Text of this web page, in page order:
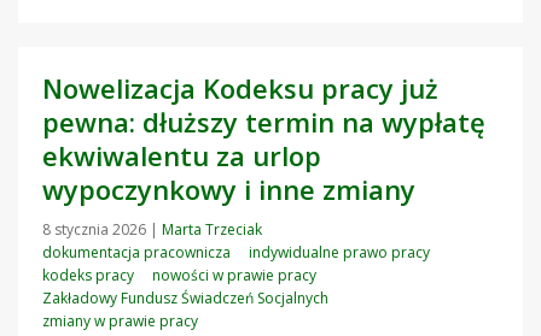
Nowelizacja Kodeksu pracy już
pewna: dłuższy termin na wypłatę
ekwiwalentu za urlop
wypoczynkowy i inne zmiany
8 stycznia 2026 | Marta Trzeciak
dokumentacja pracownicza
indywidualne prawo pracy
kodeks pracy
nowości w prawie pracy
Zakładowy Fundusz Świadczeń Socjalnych
zmiany w prawie pracy